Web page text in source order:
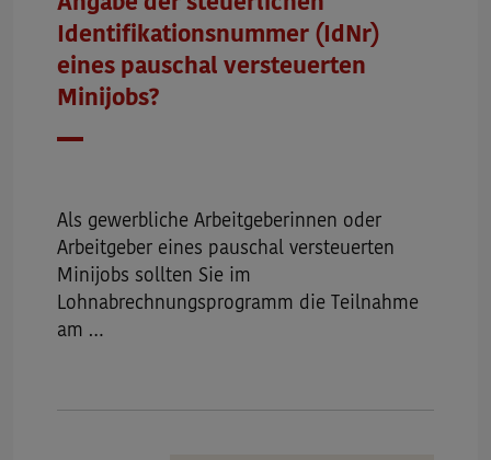
Identifikationsnummer (IdNr)
eines pauschal versteuerten
Minijobs?
Als gewerbliche Arbeitgeberinnen oder
Arbeitgeber eines pauschal versteuerten
Minijobs sollten Sie im
Lohnabrechnungsprogramm die Teilnahme
am …